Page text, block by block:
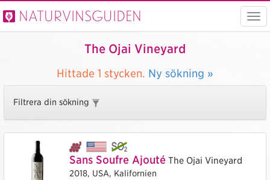
Visa
Naturvinsguiden
The Ojai Vineyard
Hittade 1 stycken. Ny sökning »
Filtrera din sökning
Sans Soufre Ajouté The Ojai Vineyard
2018, USA, Kalifornien